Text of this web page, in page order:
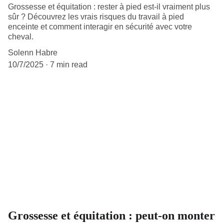
Grossesse et équitation : rester à pied est-il vraiment plus
sûr ? Découvrez les vrais risques du travail à pied
enceinte et comment interagir en sécurité avec votre
cheval.
Solenn Habre
10/7/2025
7 min read
Grossesse et équitation : peut-on monter